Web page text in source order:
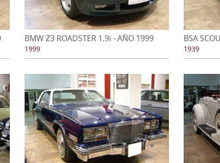
BMW Z3 ROADSTER 1.9i - AÑO 1999
1999
BSA
1939
1939